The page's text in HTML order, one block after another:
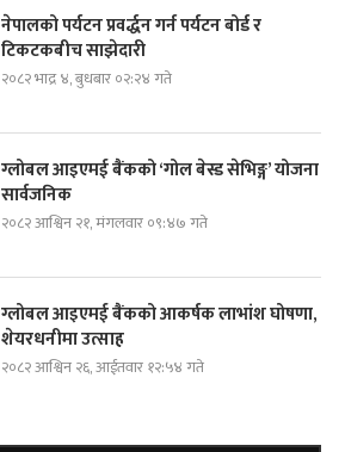
नेपालको पर्यटन प्रवर्द्धन गर्न पर्यटन बोर्ड र
टिकटकबीच साझेदारी
२०८२ भाद्र ४, बुधबार ०२:२४ गते
ग्लोबल आइएमई बैंकको ‘गोल बेस्ड सेभिङ्ग’ योजना
सार्वजनिक
२०८२ आश्विन २१, मंगलवार ०९:४७ गते
ग्लोबल आइएमई बैंकको आकर्षक लाभांश घोषणा,
शेयरधनीमा उत्साह
२०८२ आश्विन २६, आईतवार १२:५४ गते